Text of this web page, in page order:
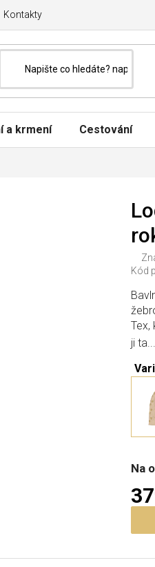
Kontakty
a krmení Cestování
Kód
Tex,
ji ta...
Na